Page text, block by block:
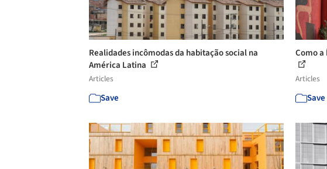
Realidades incômodas da habitação social na
América Latina
Articles
Save
Como
Articles
Save